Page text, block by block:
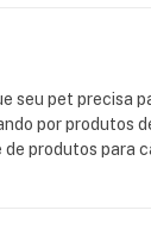
seu pet precisa
por produtos
produtos para